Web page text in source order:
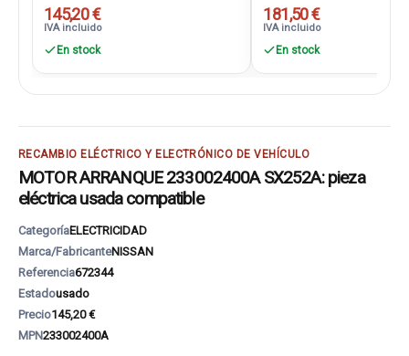
145,20 €
IVA incluido
En stock
181,50 €
IVA incluido
En stock
RECAMBIO ELÉCTRICO Y ELECTRÓNICO DE VEHÍCULO
MOTOR ARRANQUE 233002400A SX252A: pieza
eléctrica usada compatible
CategoríaELECTRICIDAD
Marca/FabricanteNISSAN
Referencia672344
Estadousado
Precio145,20 €
MPN233002400A